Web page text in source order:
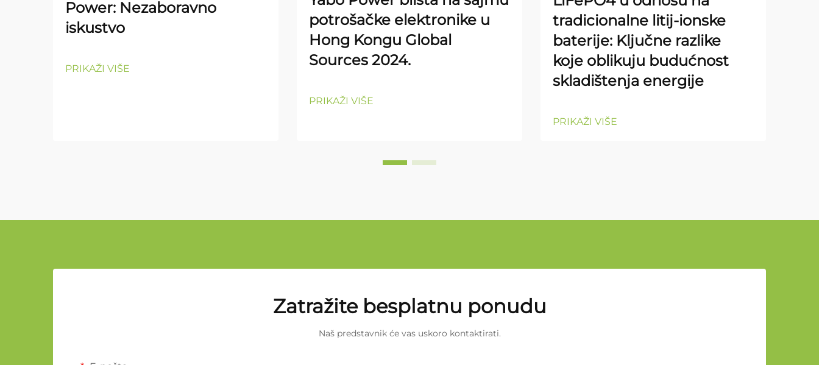
Power: Nezaboravno
iskustvo
PRIKAŽI VIŠE
potrošačke elektronike u
Hong Kongu Global
Sources 2024.
PRIKAŽI VIŠE
tradicionalne litij-ionske
baterije: Ključne razlike
koje oblikuju budućnost
skladištenja energije
PRIKAŽI VIŠE
Zatražite besplatnu ponudu
Naš predstavnik će vas uskoro kontaktirati.